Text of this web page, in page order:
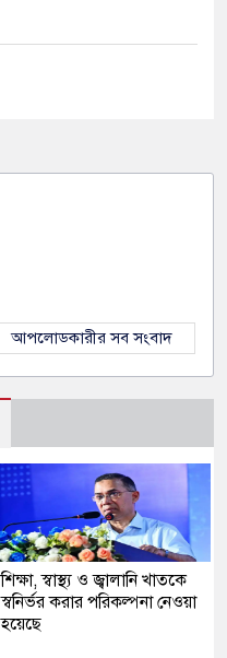
আপলোডকারীর সব সংবাদ
শিক্ষা, স্বাস্থ্য ও জ্বালানি খাতকে
স্বনির্ভর করার পরিকল্পনা নেওয়া
হয়েছে